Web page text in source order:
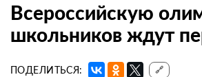
Всероссийскую
школьников ждут
ПОДЕЛИТЬСЯ: 🔗